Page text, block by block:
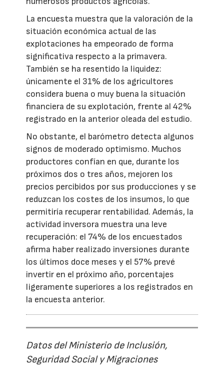
La encuesta muestra que la valoración de la
situación económica actual de las
explotaciones ha empeorado de forma
significativa respecto a la primavera.
También se ha resentido la liquidez:
únicamente el 31% de los agricultores
considera buena o muy buena la situación
financiera de su explotación, frente al 42%
registrado en la anterior oleada del estudio.
No obstante, el barómetro detecta algunos
signos de moderado optimismo. Muchos
productores confían en que, durante los
próximos dos o tres años, mejoren los
precios percibidos por sus producciones y se
reduzcan los costes de los insumos, lo que
permitiría recuperar rentabilidad. Además, la
actividad inversora muestra una leve
recuperación: el 74% de los encuestados
afirma haber realizado inversiones durante
los últimos doce meses y el 57% prevé
invertir en el próximo año, porcentajes
ligeramente superiores a los registrados en
la encuesta anterior.
Datos del Ministerio de Inclusión,
Seguridad Social y Migraciones